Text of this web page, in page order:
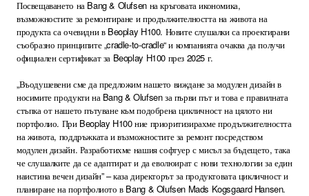
Посвещаването на Bang & Olufsen на кръговата икономика,
възможностите за ремонтиране и продължителността на живота на
продукта са очевидни в Beoplay H100. Новите слушалки са проектирани
съобразно принципите „cradle-to-cradle“ и компанията очаква да получи
официален сертификат за Beoplay H100 през 2025 г.
„Въодушевени сме да предложим нашето виждане за модулен дизайн в
носимите продукти на Bang & Olufsen за първи път и това е правилната
стъпка от нашето пътуване към подобрена цикличност на цялото ни
портфолио. При Beoplay H100 ние приоритизирахме продължителността
на живота, поддръжката и възможностите за ремонт посредством
модулен дизайн. Разработихме нашия софтуер с мисъл за бъдещето, така
че слушалките да се адаптират и да еволюират с нови технологии за един
наистина вечен дизайн” – каза директорът за продуктовата цикличност и
планиране на портфолиото в Bang & Olufsen Mads Kogsgaard Hansen.